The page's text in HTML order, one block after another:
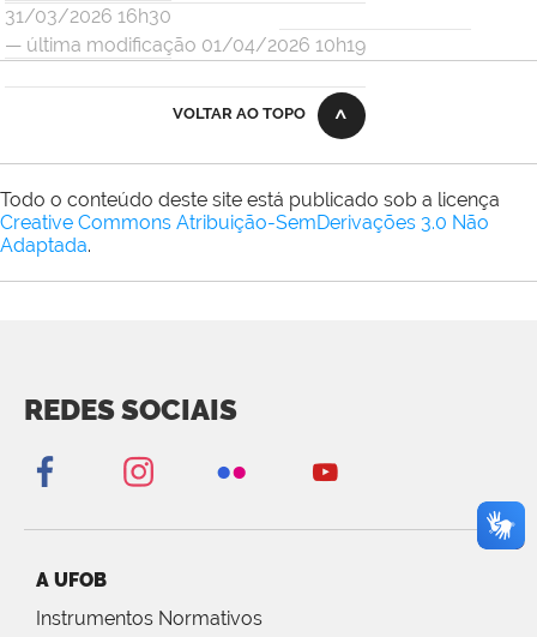
31/03/2026 16h30
— última modificação 01/04/2026 10h19
VOLTAR AO TOPO
Todo o conteúdo deste site está publicado sob a licença
Creative Commons Atribuição-SemDerivações 3.0 Não
Adaptada.
REDES SOCIAIS
A UFOB
Instrumentos Normativos